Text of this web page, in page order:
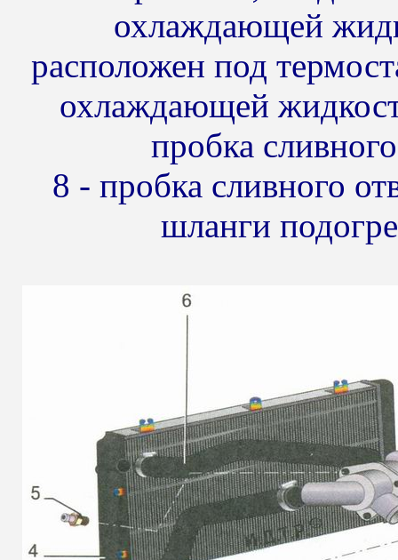
охлаждающей
расположен под
охлаждающей
пробка
8 - пробка сливного
шланги